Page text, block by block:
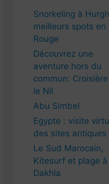
Snorkeling à
meilleurs spots en
Rouge
Découvrez une
aventure hors du
commun:
le Nil
Abu Simbel
Egypte : visite
des sites antiques
Le Sud Marocain,
Kitesurf et plage à
Dakhla